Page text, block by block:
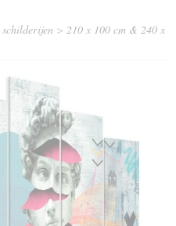
> 210 x 100 cm & 240 x